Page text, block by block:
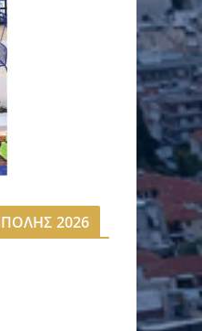
ΠΟΛΗΣ 2026